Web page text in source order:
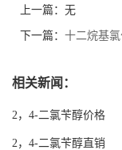
上一篇：无
下一篇： 十二烷基
相关新闻：
2，4-二氯苄醇价格
2，4-二氯苄醇直销